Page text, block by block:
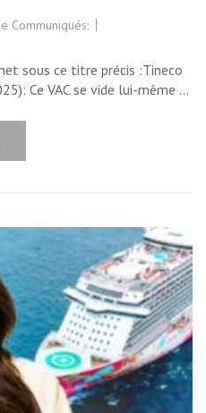
Communiqués:
sous ce titre précis :Tineco
Ce VAC se vide lui-même …